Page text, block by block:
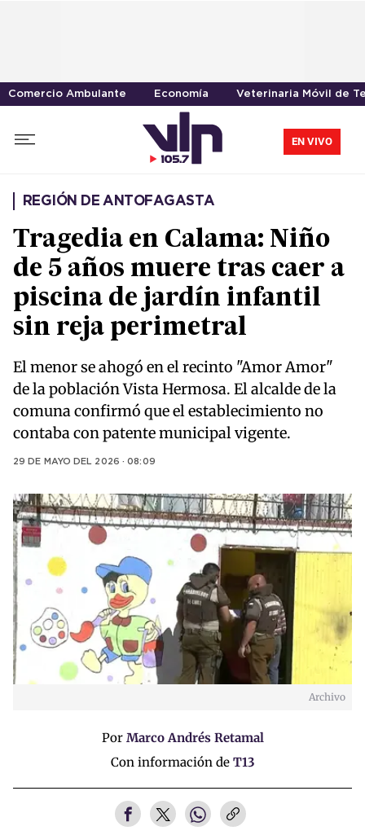
Comercio Ambulante Economía Veterinaria Móvil de
EN VIVO
REGIÓN DE ANTOFAGASTA
Tragedia en Calama: Niño
de 5 años muere tras caer a
piscina de jardín infantil
sin reja perimetral
El menor se ahogó en el recinto "Amor Amor"
de la población Vista Hermosa. El alcalde de la
comuna confirmó que el establecimiento no
contaba con patente municipal vigente.
29 DE MAYO DEL 2026 · 08:09
Archivo
Por Marco Andrés Retamal
Con información de T13